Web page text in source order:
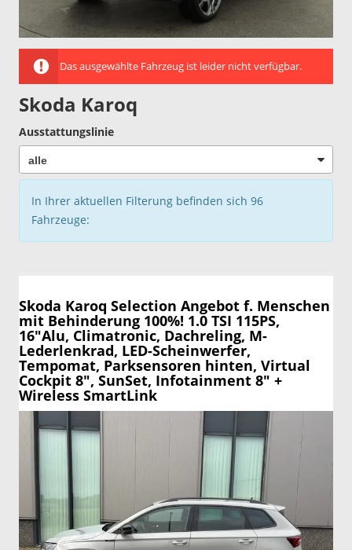
Das ausgewählte Fahrzeug ist leider nicht verfügbar.
Skoda Karoq
Ausstattungslinie
In Ihrer aktuellen Filterung befinden sich 96
Fahrzeuge:
Skoda Karoq Selection Angebot f. Menschen
mit Behinderung 100%! 1.0 TSI 115PS,
16"Alu, Climatronic, Dachreling, M-
Lederlenkrad, LED-Scheinwerfer,
Tempomat, Parksensoren hinten, Virtual
Cockpit 8", SunSet, Infotainment 8" +
Wireless SmartLink